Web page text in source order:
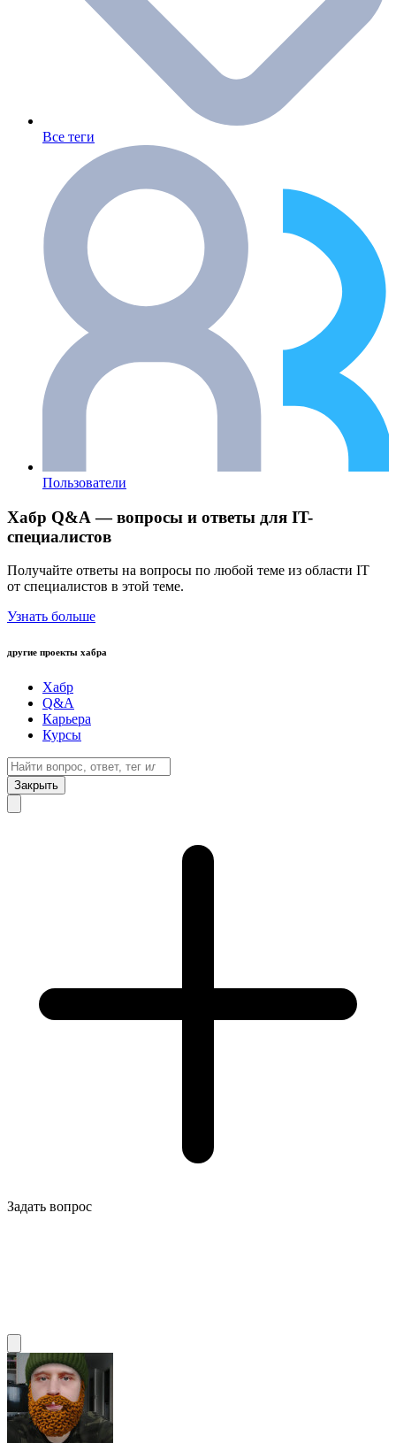
Все теги
Пользователи
Хабр Q&A — вопросы и ответы для IT-
специалистов
Получайте ответы на вопросы по любой теме из области IT
от специалистов в этой теме.
Узнать больше
другие проекты хабра
Хабр
Q&A
Карьера
Курсы
Закрыть
Задать вопрос